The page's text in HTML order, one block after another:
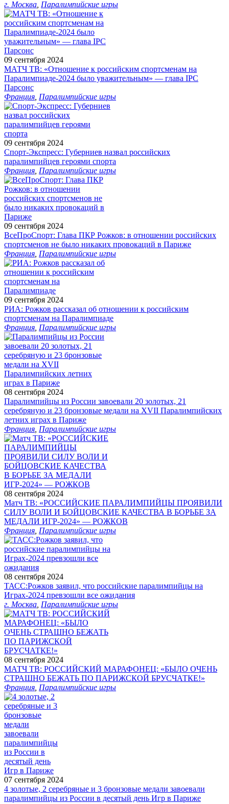
г. Москва Паралимпийские игры
09 сентября 2024
МАТЧ ТВ: «Отношение к российским спортсменам на
Паралимпиаде‑2024 было уважительным» — глава IPC
Парсонс
Франция Паралимпийские игры
09 сентября 2024
Спорт-Экспресс: Губерниев назвал российских
паралимпийцев героями спорта
Франция Паралимпийские игры
09 сентября 2024
ВсеПроСпорт: Глава ПКР Рожков: в отношении российских
спортсменов не было никаких провокаций в Париже
Франция Паралимпийские игры
09 сентября 2024
РИА: Рожков рассказал об отношении к российским
спортсменам на Паралимпиаде
Франция Паралимпийские игры
08 сентября 2024
Паралимпийцы из России завоевали 20 золотых, 21
серебряную и 23 бронзовые медали на XVII Паралимпийских
летних играх в Париже
Франция Паралимпийские игры
08 сентября 2024
Матч ТВ: «РОССИЙСКИЕ ПАРАЛИМПИЙЦЫ ПРОЯВИЛИ
СИЛУ ВОЛИ И БОЙЦОВСКИЕ КАЧЕСТВА В БОРЬБЕ ЗА
МЕДАЛИ ИГР‑2024» — РОЖКОВ
Франция Паралимпийские игры
08 сентября 2024
ТАСС:Рожков заявил, что российские паралимпийцы на
Играх-2024 превзошли все ожидания
г. Москва Паралимпийские игры
08 сентября 2024
МАТЧ ТВ: РОССИЙСКИЙ МАРАФОНЕЦ: «БЫЛО ОЧЕНЬ
СТРАШНО БЕЖАТЬ ПО ПАРИЖСКОЙ БРУСЧАТКЕ!»
Франция Паралимпийские игры
07 сентября 2024
4 золотые, 2 серебряные и 3 бронзовые медали завоевали
паралимпийцы из России в десятый день Игр в Париже